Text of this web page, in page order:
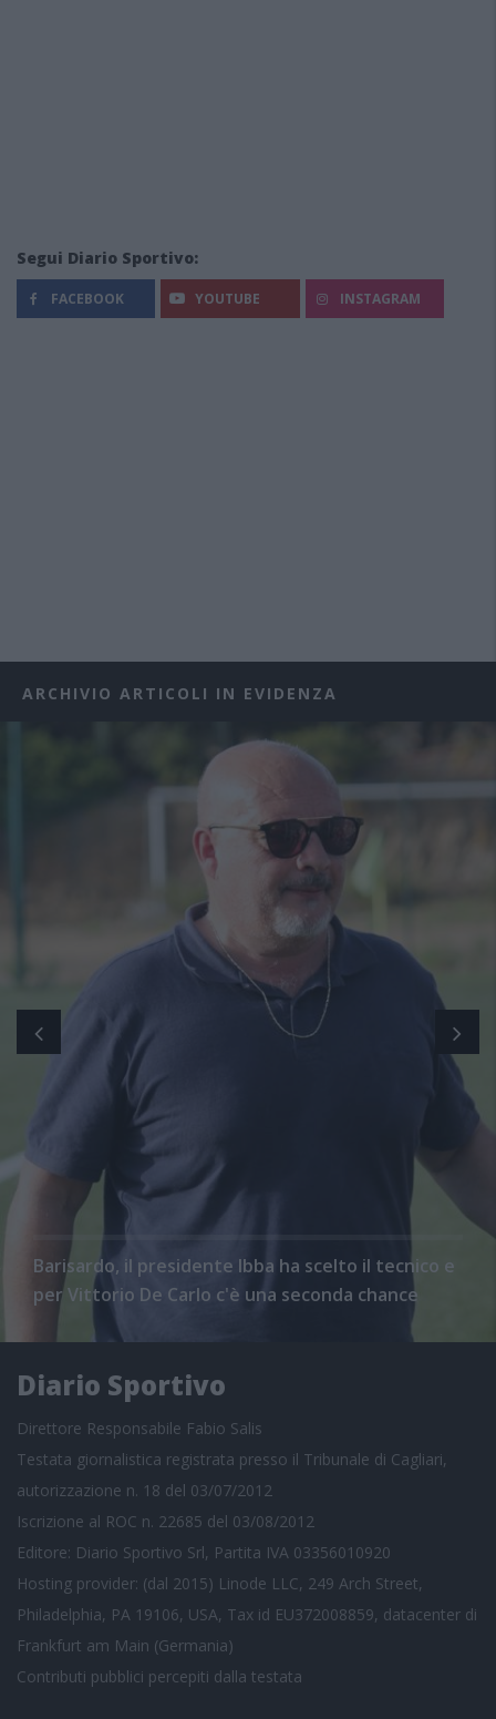
Segui Diario Sportivo:
FACEBOOK YOUTUBE INSTAGRAM
ARCHIVIO ARTICOLI IN EVIDENZA
Barisardo, il presidente Ibba ha scelto il tecnico e
per Vittorio De Carlo c'è una seconda chance
Diario Sportivo
Direttore Responsabile Fabio Salis
Testata giornalistica registrata presso il Tribunale di Cagliari,
autorizzazione n. 18 del 03/07/2012
Iscrizione al ROC n. 22685 del 03/08/2012
Editore: Diario Sportivo Srl, Partita IVA 03356010920
Hosting provider: (dal 2015) Linode LLC, 249 Arch Street,
Philadelphia, PA 19106, USA, Tax id EU372008859, datacenter di
Frankfurt am Main (Germania)
Contributi pubblici percepiti dalla testata